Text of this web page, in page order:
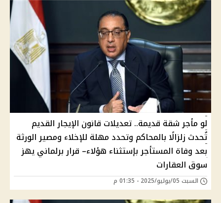
لو مأجر شقة قديمة.. تعديلات قانون الإيجار القديم
تُحدث زلزالًا بالمحاكم وتحدد مهلة للإخلاء ومصير الورثة
بعد وفاة المستأجر بإستثناء هؤﻻء– قرار برلماني يهز
سوق العقارات
السبت 05/يوليو/2025 - 01:35 م